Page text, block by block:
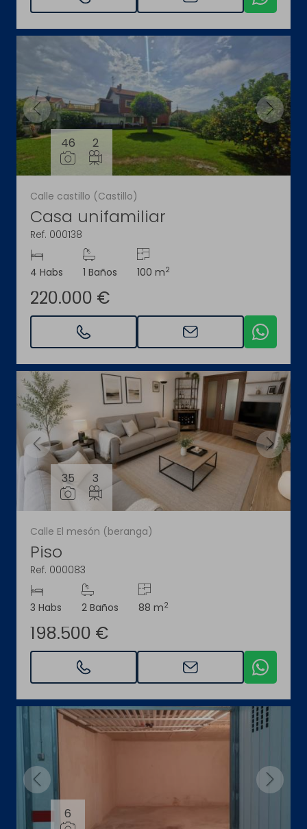
46 2
Calle castillo (Castillo)
Casa unifamiliar
Ref. 000138
4 Habs 1 Baños 100 m2
220.000 €
35 3
Calle El mesón (beranga)
Piso
Ref. 000083
3 Habs 2 Baños 88 m2
198.500 €
6